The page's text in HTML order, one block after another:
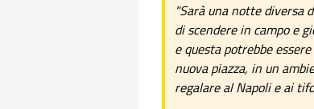
"Sarà una notte diversa
di scendere in campo e
e questa potrebbe
nuova piazza, in un
regalare al Napoli e ai